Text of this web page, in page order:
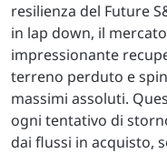
resilienza del Future
in lap down, il
impressionante
terreno perduto e
massimi assoluti.
ogni tentativo di
dai flussi in acquisto,